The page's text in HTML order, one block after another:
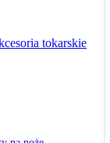
tokarskie